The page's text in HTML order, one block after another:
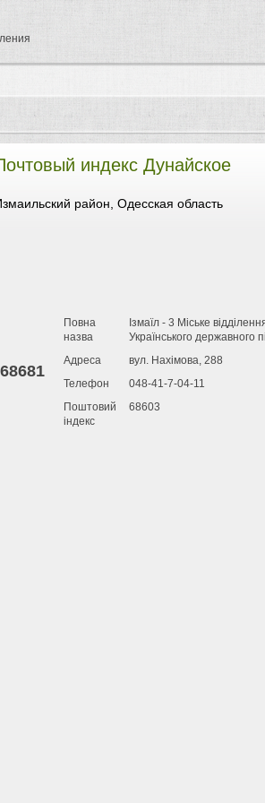
индекс Дунайское
район, Одесская область
68681
Повна
назва
Ізмаїл - 3 Міське
Українського державного
Адреса
вул. Нахімова, 288
Телефон
048-41-7-04-11
Поштовий
індекс
68603